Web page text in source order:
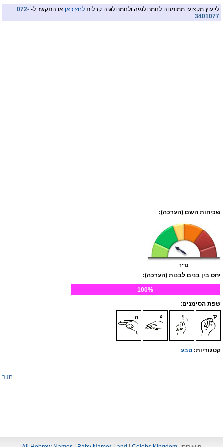
לייעוץ מקצועי ממומחה לנומרולוגיה ולנומרולוגיה קבלית לחץ כאן או התקשר ל- 072-
3401077
.
שכיחות השם (הערכה):
נדיר
יחס בין בנים לבנות (הערכה):
100%
שפת הסימנים:
קטגוריות: טבע
חזור